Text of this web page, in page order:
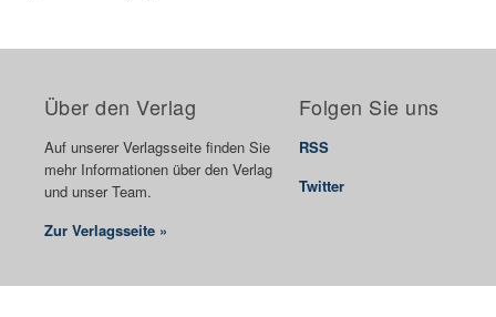
Über den Verlag
Auf unserer Verlagsseite finden Sie
mehr Informationen über den Verlag
und unser Team.
Zur Verlagsseite »
Folgen Sie uns
RSS
Twitter